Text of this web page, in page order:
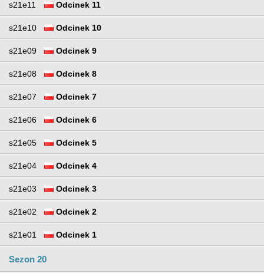
s21e11 Odcinek 11
s21e10 Odcinek 10
s21e09 Odcinek 9
s21e08 Odcinek 8
s21e07 Odcinek 7
s21e06 Odcinek 6
s21e05 Odcinek 5
s21e04 Odcinek 4
s21e03 Odcinek 3
s21e02 Odcinek 2
s21e01 Odcinek 1
Sezon 20